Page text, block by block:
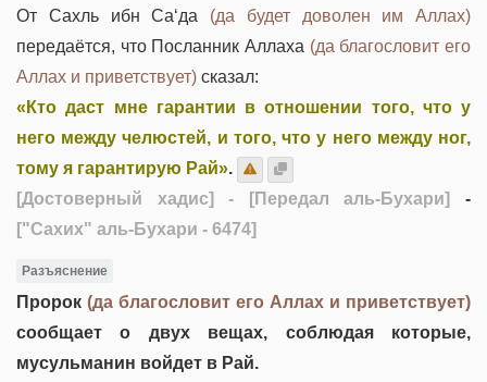
От Сахль ибн Са‘да (да будет доволен им Аллах)
передаётся, что Посланник Аллаха (да благословит его
Аллах и приветствует) сказал:
«Кто даст мне гарантии в отношении того, что у
него между челюстей, и того, что у него между ног,
тому я гарантирую Рай».
[Достоверный хадис] - [Передал аль-Бухари]
-
["Сахих" аль-Бухари - 6474]
Разъяснение
Пророк (да благословит его Аллах и приветствует)
сообщает о двух вещах, соблюдая которые,
мусульманин войдет в Рай.